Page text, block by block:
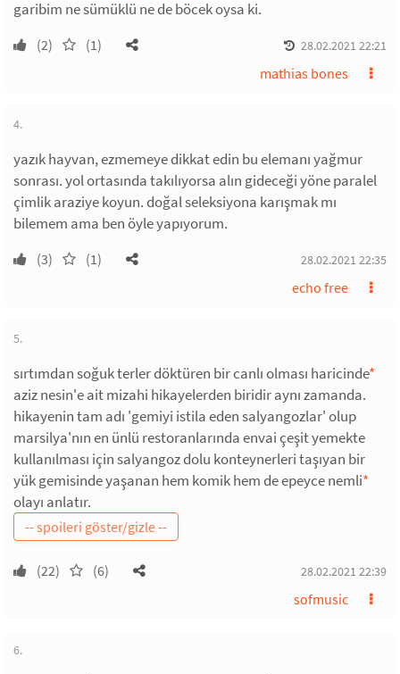
garibim ne sümüklü ne de böcek oysa ki.
(2) (1) 28.02.2021 22:21
mathias bones
4.
yazık hayvan, ezmemeye dikkat edin bu elemanı yağmur
sonrası. yol ortasında takılıyorsa alın gideceği yöne paralel
çimlik araziye koyun. doğal seleksiyona karışmak mı
bilemem ama ben öyle yapıyorum.
(3) (1) 28.02.2021 22:35
echo free
5.
sırtımdan soğuk terler döktüren bir canlı olması haricinde*
aziz nesin'e ait mizahi hikayelerden biridir aynı zamanda.
hikayenin tam adı 'gemiyi istila eden salyangozlar' olup
marsilya'nın en ünlü restoranlarında envai çeşit yemekte
kullanılması için salyangoz dolu konteynerleri taşıyan bir
yük gemisinde yaşanan hem komik hem de epeyce nemli*
olayı anlatır.
(22) (6) 28.02.2021 22:39
sofmusic
6.